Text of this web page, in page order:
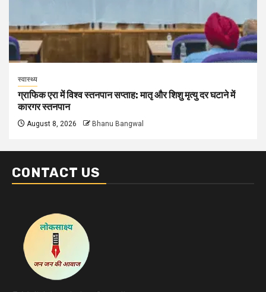
स्वास्थ्य
ग्राफिक एरा में विश्व स्तनपान सप्ताह: मातृ और शिशु मृत्यु दर घटाने में
कारगर स्तनपान
August 8, 2026 Bhanu Bangwal
CONTACT US